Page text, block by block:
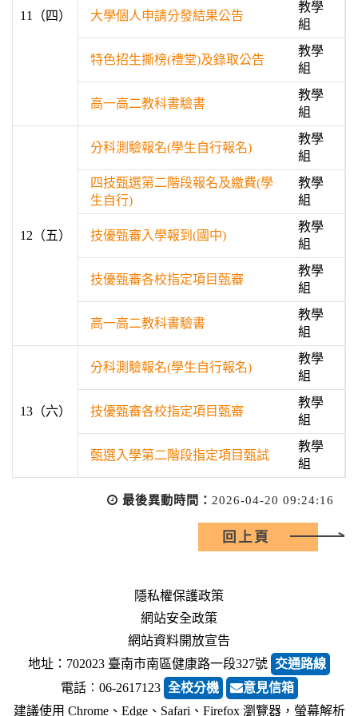
11（四） 大學個人申請分發結果公告
教學
組
特色招生撕榜(禮堂)及錄取公告
教學
組
高一高二教科書驗書
教學
組
12（五）
分科測驗報名(學生自行報名)
教學
組
四技甄選第二階段報名及繳費(學
生自行)
教學
組
技優甄審入學報到(國中)
教學
組
技優甄審各校指定項目甄審
教學
組
高一高二教科書驗書
教學
組
13（六）
分科測驗報名(學生自行報名)
教學
組
技優甄審各校指定項目甄審
教學
組
甄選入學第二階段指定項目甄試
教學
組
最後異動時間： 2026-04-20 09:24:16
回上頁
隱私權保護政策
網站安全政策
網站資料開放宣告
地址：702023 臺南市南區健康路一段327號 交通路線
電話︰06-2617123 全校分機
意見信箱
建議使用 Chrome、Edge、Safari、Firefox 瀏覽器，螢幕解析